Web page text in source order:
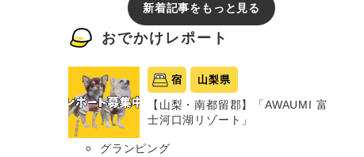
新着記事をもっと見る
おでかけレポート
宿 山梨県
【山梨・南都留郡】「AWAUMI 富
士河口湖リゾート」
グランピング